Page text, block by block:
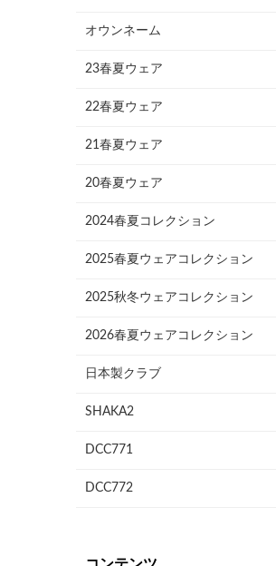
オウンネーム
23春夏ウェア
22春夏ウェア
21春夏ウェア
20春夏ウェア
2024春夏コレクション
2025春夏ウェアコレクション
2025秋冬ウェアコレクション
2026春夏ウェアコレクション
日本製クラブ
SHAKA2
DCC771
DCC772